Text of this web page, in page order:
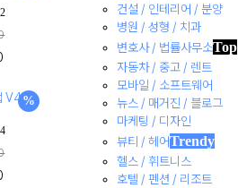
%
건설 / 인테리어 / 분양
병원 / 성형 / 치과
변호사 / 법률사무소Top
자동차 / 중고 / 렌트
모바일 / 소프트웨어
뉴스 / 매거진 / 블로그
마케팅 / 디자인
뷰티 / 헤어Trendy
헬스 / 휘트니스
호텔 / 펜션 / 리조트